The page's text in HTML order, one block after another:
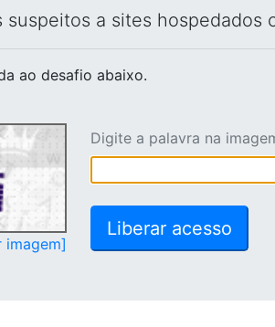
a sites hospedados
ao desafio abaixo.
imagem]
Digite a palavra na